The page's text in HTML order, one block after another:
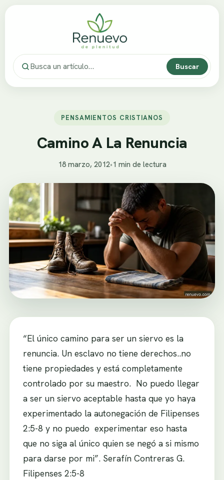
Buscar
PENSAMIENTOS CRISTIANOS
Camino A La Renuncia
18 marzo, 2012•1 min de lectura
“El único camino para ser un siervo es la
renuncia. Un esclavo no tiene derechos..no
tiene propiedades y está completamente
controlado por su maestro. No puedo llegar
a ser un siervo aceptable hasta que yo haya
experimentado la autonegación de Filipenses
2:5-8 y no puedo experimentar eso hasta
que no siga al único quien se negó a si mismo
para darse por mi”. Serafín Contreras G.
Filipenses 2:5-8